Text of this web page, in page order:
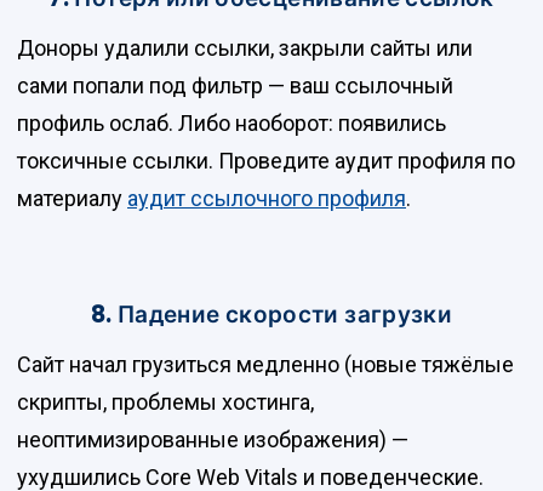
Доноры удалили ссылки, закрыли сайты или
сами попали под фильтр — ваш ссылочный
профиль ослаб. Либо наоборот: появились
токсичные ссылки. Проведите аудит профиля по
материалу аудит ссылочного профиля.
8. Падение скорости загрузки
Сайт начал грузиться медленно (новые тяжёлые
скрипты, проблемы хостинга,
неоптимизированные изображения) —
ухудшились Core Web Vitals и поведенческие.